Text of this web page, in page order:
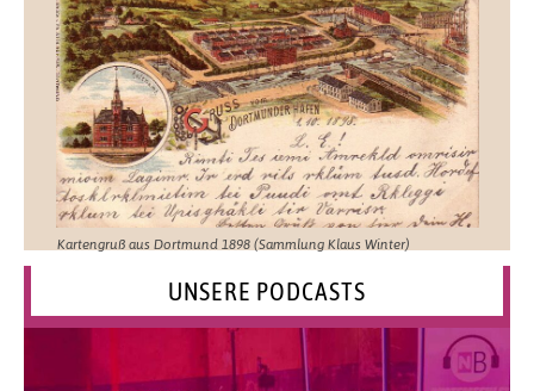
Kartengruß aus Dortmund 1898 (Sammlung Klaus Winter)
UNSERE PODCASTS